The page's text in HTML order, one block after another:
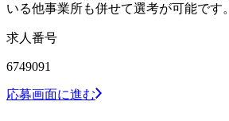
いる他事業所も併せて選考が可能です。
求人番号
6749091
応募画面に進む